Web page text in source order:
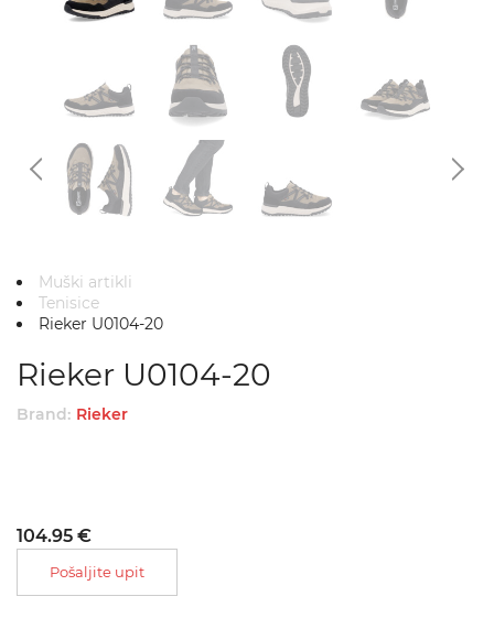
Muški artikli
Tenisice
Rieker U0104-20
Rieker U0104-20
Brand: Rieker
104.95 €
Pošaljite upit